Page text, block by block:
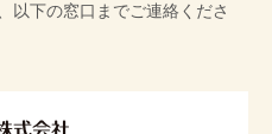
以下の窓口までご連絡くださ